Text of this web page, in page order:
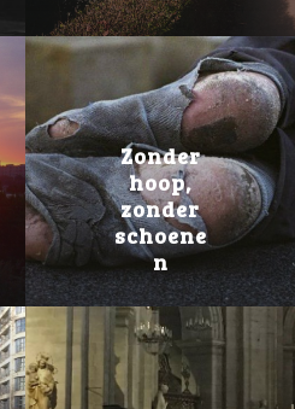
Zonder
hoop,
zonder
schoene
n